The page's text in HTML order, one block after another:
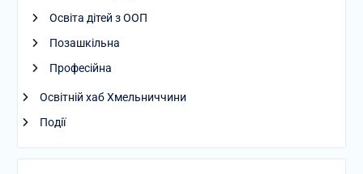
Освіта дітей з ООП
Позашкільна
Професійна
Освітній хаб Хмельниччини
Події